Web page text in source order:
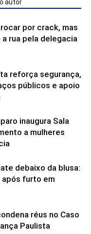
autor
por crack, mas
rua pela delegacia
reforça segurança,
públicos e apoio
inaugura Sala
a mulheres
debaixo da blusa:
furto em
réus no Caso
Paulista